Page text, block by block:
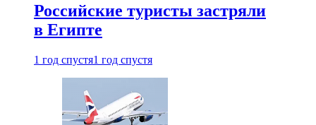
Российские туристы застряли
в Египте
1 год спустя1 год спустя